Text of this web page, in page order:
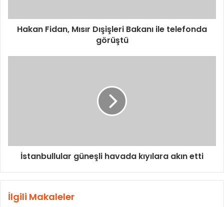
Hakan Fidan, Mısır Dışişleri Bakanı ile telefonda
görüştü
İstanbullular güneşli havada kıyılara akın etti
İlgili Makaleler